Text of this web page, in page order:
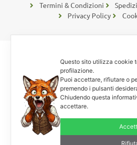
Termini & Condizioni
Privacy Policy
Questo sito utilizza cookie
profilazione.
Puoi accettare, rifiutare o
premendo i pulsanti
Chiudendo questa
accettare.